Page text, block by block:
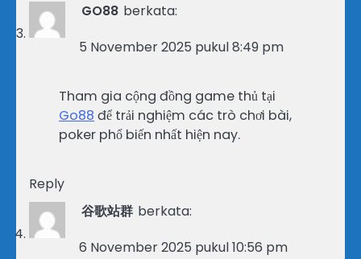
GO88 berkata:
5 November 2025 pukul 8:49 pm
Tham gia cộng đồng game thủ tại
Go88 để trải nghiệm các trò chơi bài,
poker phổ biến nhất hiện nay.
Reply
谷歌站群 berkata:
6 November 2025 pukul 10:56 pm